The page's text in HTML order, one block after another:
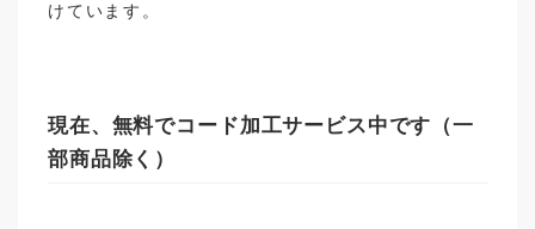
けています。
現在、無料でコード加工サービス中です（一
部商品除く）